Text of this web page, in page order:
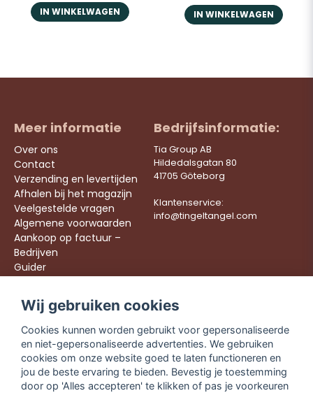
IN WINKELWAGEN IN WINKELWAGEN
Meer informatie
Over ons
Contact
Verzending en levertijden
Afhalen bij het magazijn
Veelgestelde vragen
Algemene voorwaarden
Aankoop op factuur –
Bedrijven
Guider
Bedrijfsinformatie:
Tia Group AB
Hildedalsgatan 80
41705 Göteborg
Klantenservice:
info@tingeltangel.com
Följ oss:
Instagram
Facebook
TikTok
Snelle leveringen
Veilig winkelen
Gratis verzending
vanaf €49,90
Wij gebruiken cookies
Cookies kunnen worden gebruikt voor gepersonaliseerde
en niet-gepersonaliseerde advertenties. We gebruiken
cookies om onze website goed te laten functioneren en
jou de beste ervaring te bieden. Bevestig je toestemming
door op 'Alles accepteren' te klikken of pas je voorkeuren